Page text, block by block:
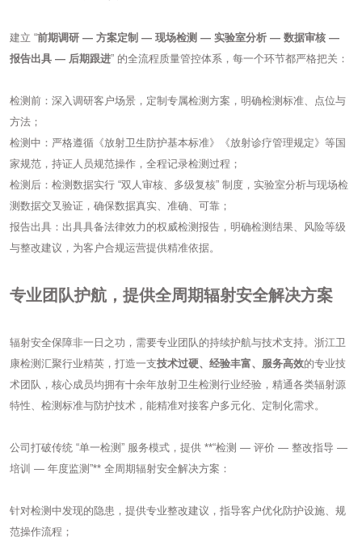
建立 “前期调研 — 方案定制 — 现场检测 — 实验室分析 — 数据审核 —
报告出具 — 后期跟进” 的全流程质量管控体系，每一个环节都严格把关：
检测前：深入调研客户场景，定制专属检测方案，明确检测标准、点位与
方法；
检测中：严格遵循《放射卫生防护基本标准》《放射诊疗管理规定》等国
家规范，持证人员规范操作，全程记录检测过程；
检测后：检测数据实行 “双人审核、多级复核” 制度，实验室分析与现场检
测数据交叉验证，确保数据真实、准确、可靠；
报告出具：出具具备法律效力的权威检测报告，明确检测结果、风险等级
与整改建议，为客户合规运营提供精准依据。
专业团队护航，提供全周期辐射安全解决方案
辐射安全保障非一日之功，需要专业团队的持续护航与技术支持。浙江卫
康检测汇聚行业精英，打造一支技术过硬、经验丰富、服务高效的专业技
术团队，核心成员均拥有十余年放射卫生检测行业经验，精通各类辐射源
特性、检测标准与防护技术，能精准对接客户多元化、定制化需求。
公司打破传统 “单一检测” 服务模式，提供 **“检测 — 评价 — 整改指导 —
培训 — 年度监测”** 全周期辐射安全解决方案：
针对检测中发现的隐患，提供专业整改建议，指导客户优化防护设施、规
范操作流程；